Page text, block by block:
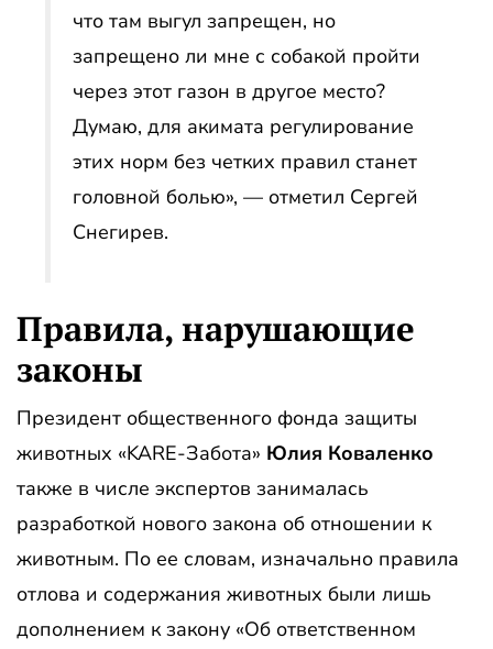
что там выгул запрещен, но
запрещено ли мне с собакой пройти
через этот газон в другое место?
Думаю, для акимата регулирование
этих норм без четких правил станет
головной болью», — отметил Сергей
Снегирев.
Правила, нарушающие
законы
Президент общественного фонда защиты
животных «KARE-Забота» Юлия Коваленко
также в числе экспертов занималась
разработкой нового закона об отношении к
животным. По ее словам, изначально правила
отлова и содержания животных были лишь
дополнением к закону «Об ответственном